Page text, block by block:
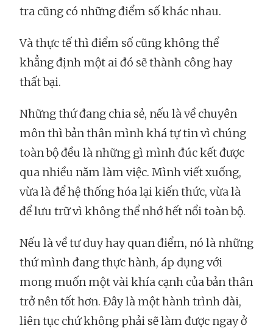
tra cũng có những điểm số khác nhau.
Và thực tế thì điểm số cũng không thể
khẳng định một ai đó sẽ thành công hay
thất bại.
Những thứ đang chia sẻ, nếu là về chuyên
môn thì bản thân mình khá tự tin vì chúng
toàn bộ đều là những gì mình đúc kết được
qua nhiều năm làm việc. Mình viết xuống,
vừa là để hệ thống hóa lại kiến thức, vừa là
để lưu trữ vì không thể nhớ hết nổi toàn bộ.
Nếu là về tư duy hay quan điểm, nó là những
thứ mình đang thực hành, áp dụng với
mong muốn một vài khía cạnh của bản thân
trở nên tốt hơn. Đây là một hành trình dài,
liên tục chứ không phải sẽ làm được ngay ở